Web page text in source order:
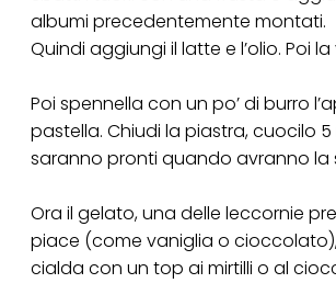
albumi precedentemente montati.
Quindi aggiungi il latte e l’olio. Poi
Poi spennella con un po’ di burro
pastella. Chiudi la piastra, cuocilo
saranno pronti quando avranno la
Ora il gelato, una delle leccornie
piace (come vaniglia o
cialda con un top ai mirtilli o al